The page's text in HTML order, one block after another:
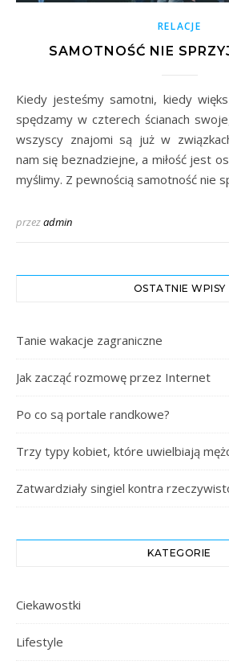
RELACJE
SAMOTNOŚĆ NIE
Kiedy jesteśmy samotni, kiedy większość wolnego czasu
spędzamy w czterech ścianach
wszyscy znajomi są już w
nam się beznadziejne, a miłość jest
myślimy. Z pewnością samotność nie
przezadmin
OSTATNIE WPISY
Tanie wakacje zagraniczne
Jak zacząć rozmowę przez Internet
Po co są portale randkowe?
Trzy typy kobiet, które uwielbiają
Zatwardziały singiel kontra
KATEGORIE
Ciekawostki
Lifestyle